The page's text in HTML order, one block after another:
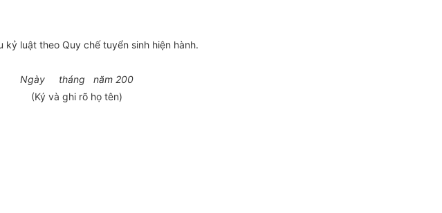
luật theo Quy chế tuyển sinh hiện hành.
Ngày tháng năm 200
(Ký và ghi rõ họ tên)